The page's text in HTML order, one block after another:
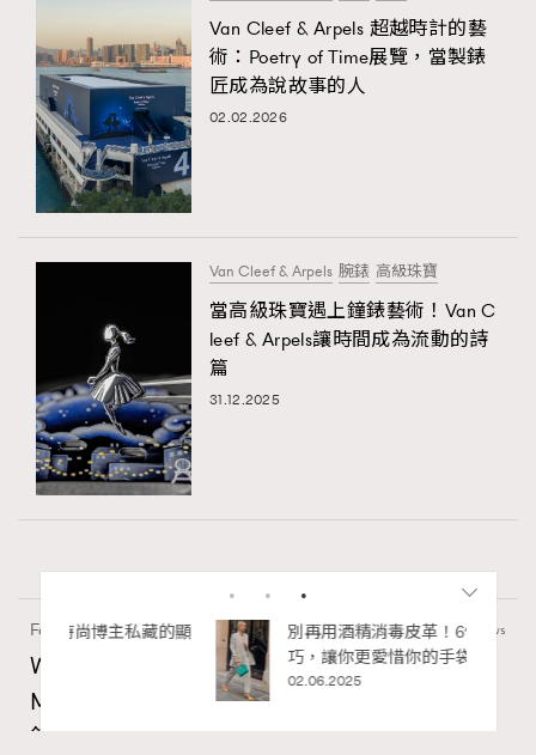
Van Cleef & Arpels 超越時計的藝
術：Poetry of Time展覽，當製錶
匠成為說故事的人
02.02.2026
Van Cleef & Arpels 腕錶 高級珠寶
當高級珠寶遇上鐘錶藝術！Van C
leef & Arpels讓時間成為流動的詩
篇
31.12.2025
Fashion 130 views
Watches and Wonders 2026: CHANEL全新
Mademoiselle Privé Bouton Lion獅子系列戒指
錶與長頸鏈錶
的顯
別再用酒精消毒皮革！6個清潔手袋小技
巧，讓你更愛惜你的手袋
02.06.2025